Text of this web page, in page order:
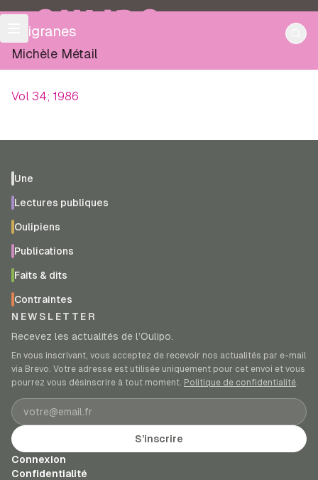
OULIPO
Filigranes
Michèle Métail
Vol 34; 1986
Une
Lectures publiques
Oulipiens
Publications
Faits & dits
Contraintes
NEWSLETTER
Recevez les actualités de l’Oulipo.
En vous inscrivant, vous acceptez de recevoir nos actualités par e-mail
via Brevo. Votre adresse est utilisée uniquement pour cet envoi et vous
pourrez vous désinscrire à tout moment. Politique de confidentialité.
Adresse e-mail
S’inscrire
Connexion
Confidentialité